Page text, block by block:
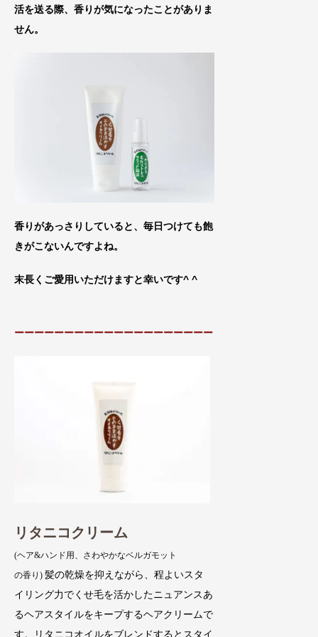
活を送る際、香りが気になったことがありま
せん。
香りがあっさりしていると、毎日つけても飽
きがこないんですよね。
末長くご愛用いただけますと幸いです^ ^
ーーーーーーーーーーーーーーーーーーーー
リタニコクリーム
(ヘア&ハンド用、さわやかなベルガモット
の香り) 髪の乾燥を抑えながら、程よいスタ
イリング力でくせ毛を活かしたニュアンスあ
るヘアスタイルをキープするヘアクリームで
す。リタニコオイルをブレンドするとスタイ